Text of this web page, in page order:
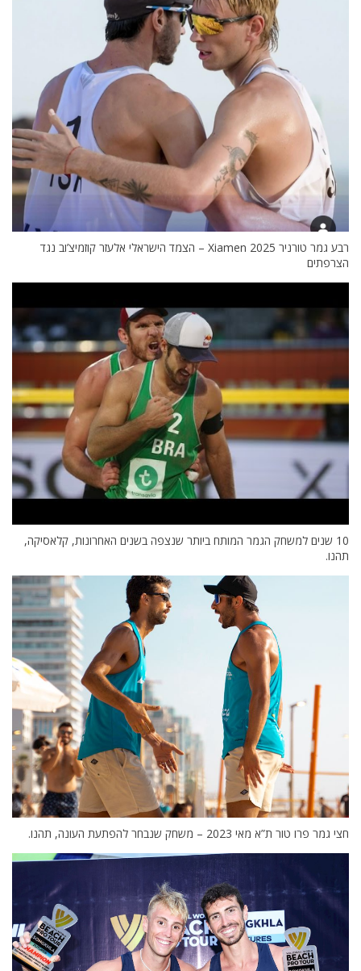
רבע גמר טורניר Xiamen 2025 – הצמד הישראלי אלעזר קוזמיצ’וב נגד
הצרפתים
10 שנים למשחק הגמר המותח ביותר שנצפה בשנים האחרונות, קלאסיקה,
תהנו.
חצי גמר פרו טור ת”א מאי 2023 – משחק שנבחר להפתעת העונה, תהנו.